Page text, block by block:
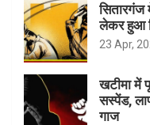
लेकर हुआ
23 Apr,
खटीमा में
सस्पेंड,
गाज